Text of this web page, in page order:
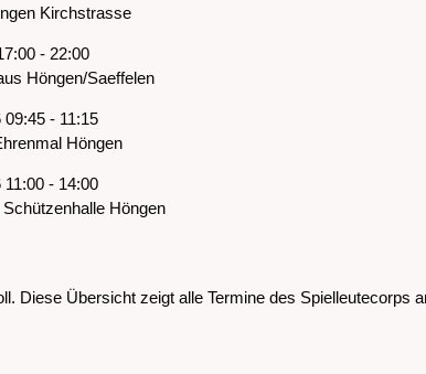
Kirchstrasse
- 22:00
Höngen/Saeffelen
- 11:15
Höngen
- 14:00
Schützenhalle Höngen
Diese Übersicht zeigt alle Termine des Spielleutecorps